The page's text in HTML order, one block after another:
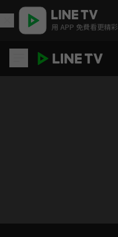
用 APP 免費看更精彩